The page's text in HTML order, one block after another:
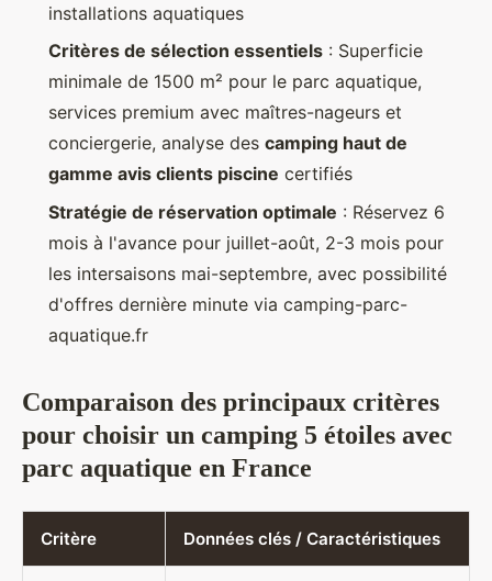
installations aquatiques
Critères de sélection essentiels : Superficie
minimale de 1500 m² pour le parc aquatique,
services premium avec maîtres-nageurs et
conciergerie, analyse des camping haut de
gamme avis clients piscine certifiés
Stratégie de réservation optimale : Réservez 6
mois à l'avance pour juillet-août, 2-3 mois pour
les intersaisons mai-septembre, avec possibilité
d'offres dernière minute via camping-parc-
aquatique.fr
Comparaison des principaux critères
pour choisir un camping 5 étoiles avec
parc aquatique en France
Critère Données clés / Caractéristiques